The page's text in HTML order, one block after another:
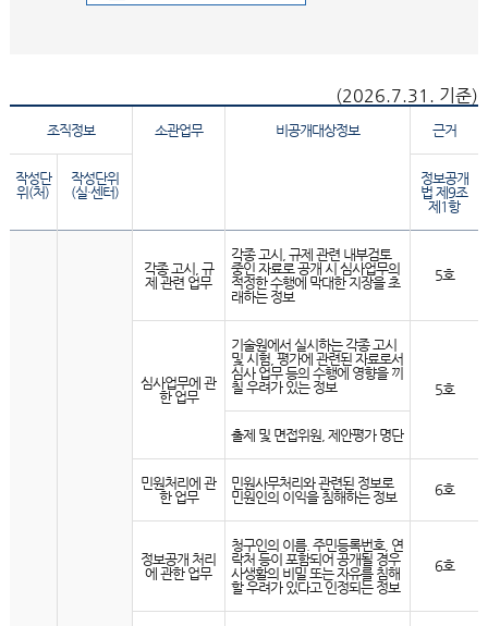
(2026.7.31. 기준)
조직정보 소관업무 비공개대상정보 근거
작성단
위(처)
작성단위
(실·센터)
정보공개
법 제9조
제1항
각종 고시, 규
제 관련 업무
각종 고시, 규제 관련 내부검토
중인 자료로 공개 시 심사업무의
적정한 수행에 막대한 지장을 초
래하는 정보
5호
심사업무에 관
한 업무
기술원에서 실시하는 각종 고시
및 시험, 평가에 관련된 자료로서
심사 업무 등의 수행에 영향을 끼
칠 우려가 있는 정보
5호
출제 및 면접위원, 제안평가 명단
민원처리에 관
한 업무
민원사무처리와 관련된 정보로
민원인의 이익을 침해하는 정보
6호
정보공개 처리
에 관한 업무
청구인의 이름. 주민등록번호, 연
락처 등이 포함되어 공개될 경우
사생활의 비밀 또는 자유를 침해
할 우려가 있다고 인정되는 정보
6호